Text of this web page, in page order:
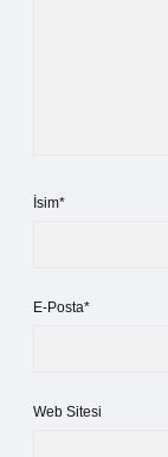
İsim*
E-Posta*
Web Sitesi